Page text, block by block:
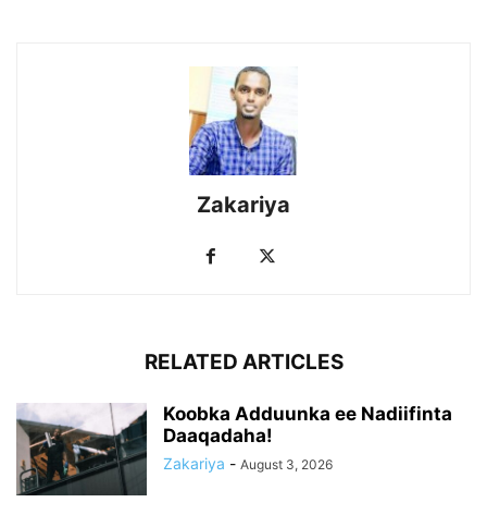
Zakariya
RELATED ARTICLES
Koobka Adduunka ee Nadiifinta
Daaqadaha!
Zakariya - August 3, 2026